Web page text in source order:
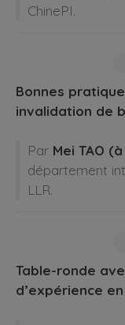
ChinePI.
Bonnes
invalidation de
Par Mei TAO
département
LLR.
Table-ronde
d’expérience en